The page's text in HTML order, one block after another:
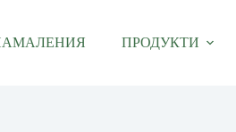
ПРОДУКТИ